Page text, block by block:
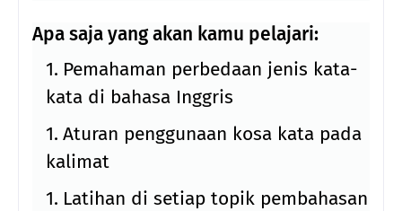
Apa saja yang akan kamu pelajari:
Pemahaman perbedaan jenis kata-
kata di bahasa Inggris
Aturan penggunaan kosa kata pada
kalimat
Latihan di setiap topik pembahasan